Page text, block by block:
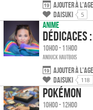
Ajouter à
Daisuki
5
Anime
Dédicaces
10h00 - 11h00
Anouck HAUTBOIS
Ajouter à
Daisuki
118
Pokémon
10h00 - 12h00